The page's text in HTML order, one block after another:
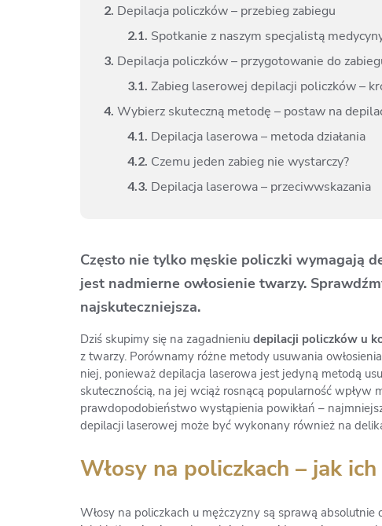
2. Depilacja policzków – przebieg zabiegu
2. 1. Spotkanie z naszym specjalistą
3. Depilacja policzków – przygotowanie do
3. 1. Zabieg laserowej depilacji policzków –
4. Wybierz skuteczną metodę – postaw na
4. 1. Depilacja laserowa – metoda działania
4. 2. Czemu jeden zabieg nie wystarczy?
4. 3. Depilacja laserowa – przeciwwskazania
Często nie tylko męskie policzki wymagają
jest nadmierne owłosienie twarzy.
najskuteczniejsza.
Dziś skupimy się na zagadnieniu depilacji policzków u
z twarzy. Porównamy różne metody usuwania
niej, ponieważ depilacja laserowa jest jedyną metodą
skutecznością, na jej wciąż rosnącą popularność
prawdopodobieństwo wystąpienia powikłań –
depilacji laserowej może być wykonany również na
Włosy na policzkach – jak
Włosy na policzkach u mężczyzny są sprawą absolutnie